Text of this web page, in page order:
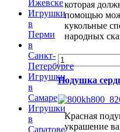
которая
помощью
кукольные
народных
Подушка
Красная
украшение
Ижевске
Игрушки
в
Перми
в
Санкт-
Петербурге
Игрушки
в
Самаре
Игрушки
в
Саратове